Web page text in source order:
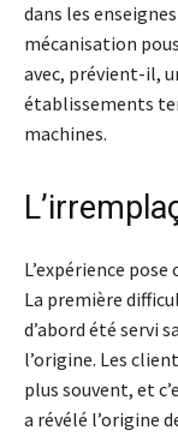
dans les
mécanisation
avec, prévient-il,
établissements
machines.
L’expérience
La première
d’abord été servi
l’origine. Les
plus souvent, et
a révélé l’origine